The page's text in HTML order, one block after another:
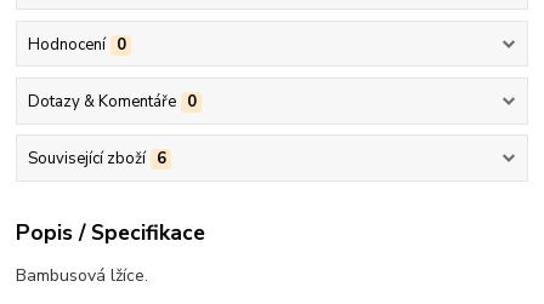
Hodnocení 0
Dotazy & Komentáře 0
Související zboží 6
Popis / Specifikace
Bambusová lžíce.